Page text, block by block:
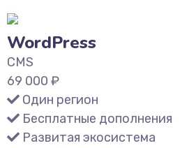
WordPress
CMS
69 000 ₽
Один регион
Бесплатные дополнения
Развитая экосистема